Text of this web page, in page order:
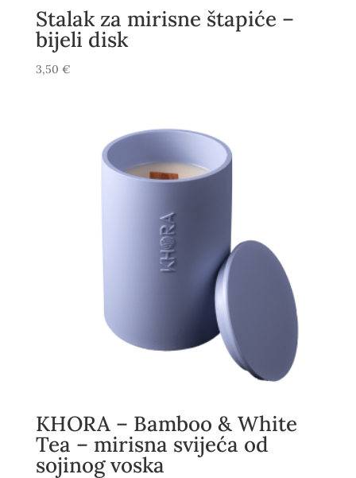
Stalak za mirisne štapiće –
bijeli disk
3,50 €
KHORA – Bamboo & White
Tea – mirisna svijeća od
sojinog voska